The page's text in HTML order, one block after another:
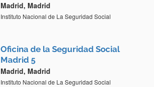
Madrid, Madrid
Instituto Nacional de La Seguridad Social
Oficina de la Seguridad Social
Madrid 5
Madrid, Madrid
Instituto Nacional de La Seguridad Social